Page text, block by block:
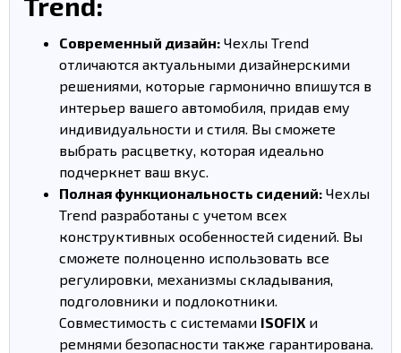
Современный дизайн: Чехлы Trend
отличаются актуальными дизайнерскими
решениями, которые гармонично впишутся в
интерьер вашего автомобиля, придав ему
индивидуальности и стиля. Вы сможете
выбрать расцветку, которая идеально
подчеркнет ваш вкус.
Полная функциональность сидений: Чехлы
Trend разработаны с учетом всех
конструктивных особенностей сидений. Вы
сможете полноценно использовать все
регулировки, механизмы складывания,
подголовники и подлокотники.
Совместимость с системами ISOFIX и
ремнями безопасности также гарантирована.